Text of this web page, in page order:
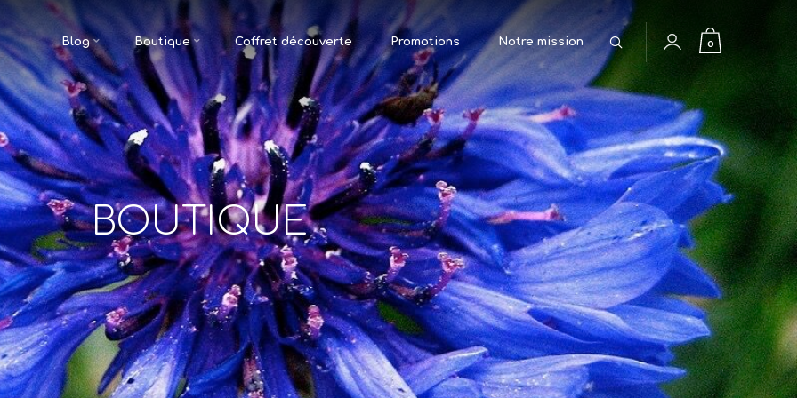
Blog Boutique Coffret découverte Promotions Notre mission
Rechercher
0
BOUTIQUE